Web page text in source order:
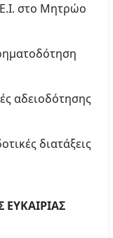
στο Μητρώο
αδειοδότησης
διατάξεις
ΕΥΚΑΙΡΙΑΣ